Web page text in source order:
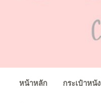
หน้าหลัก กระเป๋าหนัง